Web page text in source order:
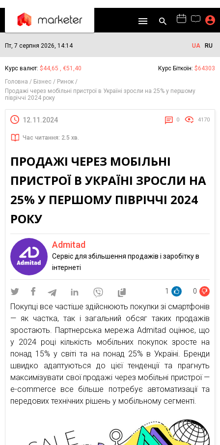
Пт, 7 серпня 2026, 14:14 UA RU
Курс валют: $44,65 , €51,40 Курс Біткоїн: $64303
Головна
Бізнес
Ринок
Продажі через мобільні пристрої в Україні зросли на 25% у першому
півріччі 2024 року
12.11.2024 0 4170
Час читання: 2.5 хв.
ПРОДАЖІ ЧЕРЕЗ МОБІЛЬНІ
ПРИСТРОЇ В УКРАЇНІ ЗРОСЛИ НА
25% У ПЕРШОМУ ПІВРІЧЧІ 2024
РОКУ
Admitad
Сервіс для збільшення продажів і заробітку в
інтернеті
1 0
Покупці все частіше здійснюють покупки зі смартфонів
— як частка, так і загальний обсяг таких продажів
зростають. Партнерська мережа Admitad оцінює, що
у 2024 році кількість мобільних покупок зросте на
понад 15% у світі та на понад 25% в Україні. Бренди
швидко адаптуються до цієї тенденції та прагнуть
максимізувати свої продажі через мобільні пристрої —
e-commerce все більше потребує автоматизації та
передових технічних рішень у мобільному сегменті.